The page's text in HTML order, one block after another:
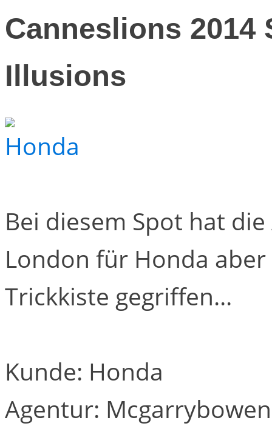
Canneslions 2014
Illusions
Bei diesem Spot hat
London für Honda
Trickkiste gegriffen...
Kunde: Honda
Agentur: